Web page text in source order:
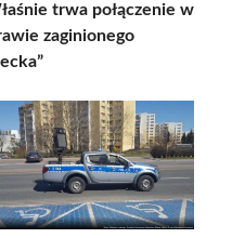
trwa połączenie w
zaginionego